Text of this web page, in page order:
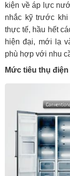
kiện về áp lực
nhắc kỹ trước
thực tế, hầu hết
hiện đại, mới lạ
phù hợp với nhu
Mức tiêu thụ điện